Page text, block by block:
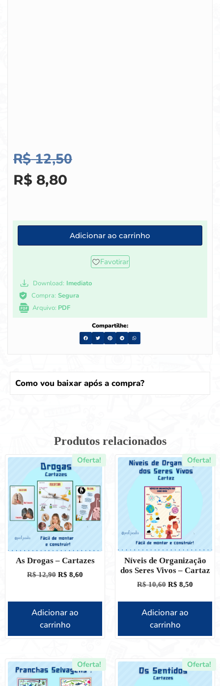
R$12,50
R$ 8,80
Adicionar ao carrinho
Favotirar
Download: Imediato
Compra: Segura
Arquivo: PDF
Compartilhe:
Como vou baixar após a compra?
Produtos relacionados
Oferta!
As Drogas – Cartazes
R$12,90 R$ 8,60
Adicionar ao
carrinho
Oferta!
Níveis de Organização
dos Seres Vivos – Cartaz
R$10,60 R$ 8,50
Adicionar ao
carrinho
Oferta! Oferta!